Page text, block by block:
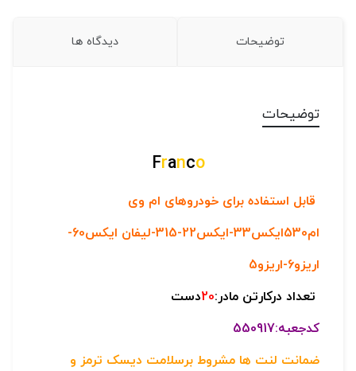
توضیحات دیدگاه ها
توضیحات
Franco
قابل استفاده برای خودروهای ام وی
ام530
ایکس33-ایکس22-315-لیفان ایکس60-
اریزو6-اریزو5
تعداد درکارتن مادر:20دست
کدجعبه:550917
ضمانت لنت ها مشروط برسلامت دیسک ترمز و